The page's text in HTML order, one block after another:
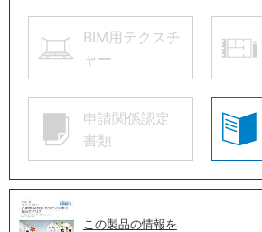
BIM用テクスチ
ャー
申請関係認定
書類
この製品の情報を